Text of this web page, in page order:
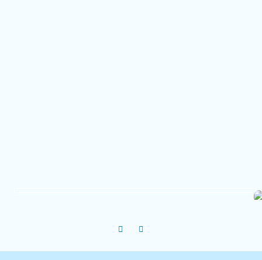
Previous carousel slide
Next carousel slide